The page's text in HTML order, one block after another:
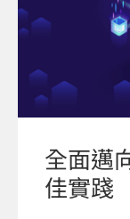
全面邁
佳實踐